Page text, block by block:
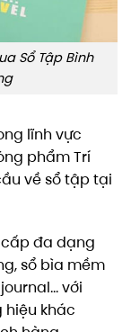
Sổ Tập Bình
lĩnh vực
phẩm Trí
về sổ tập tại
đa dạng
sổ bìa mềm
với
hiệu khác